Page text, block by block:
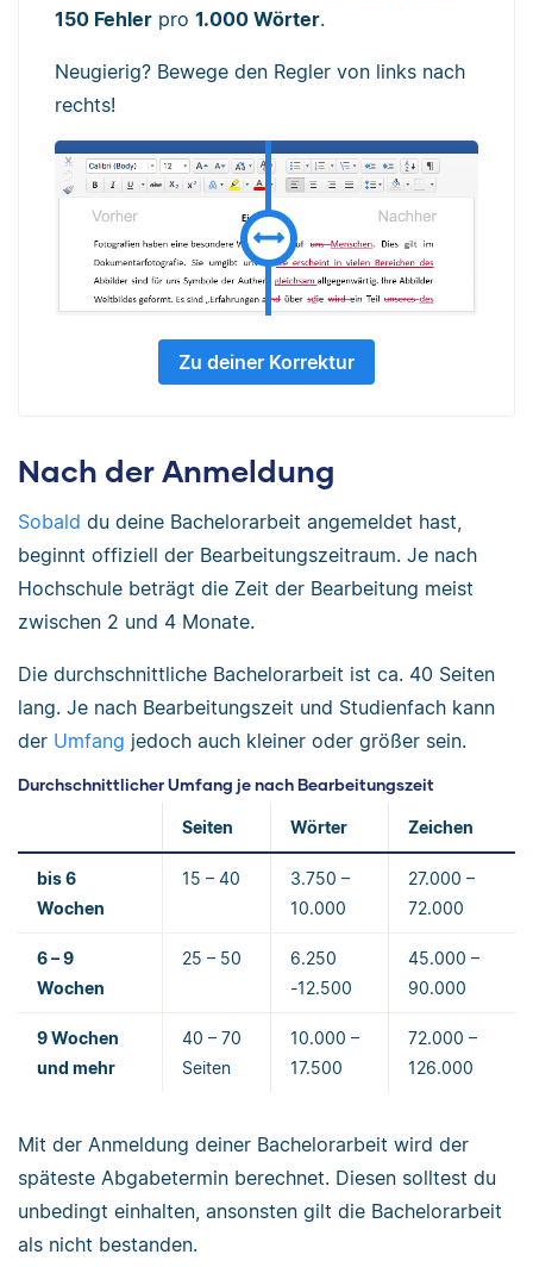
150 Fehler pro 1.000 Wörter.
Neugierig? Bewege den Regler von links nach
rechts!
Zu deiner Korrektur
Nach der Anmeldung
Sobald du deine Bachelorarbeit angemeldet hast,
beginnt offiziell der Bearbeitungszeitraum. Je nach
Hochschule beträgt die Zeit der Bearbeitung meist
zwischen 2 und 4 Monate.
Die durchschnittliche Bachelorarbeit ist ca. 40 Seiten
lang. Je nach Bearbeitungszeit und Studienfach kann
der Umfang jedoch auch kleiner oder größer sein.
Durchschnittlicher Umfang je nach Bearbeitungszeit
Seiten Wörter Zeichen
bis 6
Wochen
15 – 40
3.750 –
10.000
27.000 –
72.000
6 – 9
Wochen
25 – 50
6.250
-12.500
45.000 –
90.000
9 Wochen
und mehr
40 – 70
Seiten
10.000 –
17.500
72.000 –
126.000
Mit der Anmeldung deiner Bachelorarbeit wird der
späteste Abgabetermin berechnet. Diesen solltest du
unbedingt einhalten, ansonsten gilt die Bachelorarbeit
als nicht bestanden.